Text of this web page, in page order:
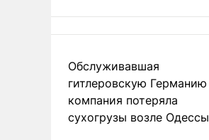
Обслуживавшая
гитлеровскую Германию
компания потеряла
сухогрузы возле Одессы